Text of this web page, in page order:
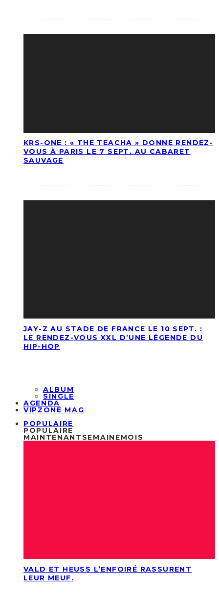
KRS-ONE : « THE TEACHA » DONNE RENDEZ-
VOUS À PARIS LE 7 SEPT. AU CABARET
SAUVAGE
JAY-Z AU STADE DE FRANCE LE 10 SEPT. :
LE RENDEZ-VOUS XXL D’UNE LÉGENDE DU
HIP-HOP
ALBUM
SINGLE
AGENDA
VIPZONE MAG
POPULAIRE
POPULAIRE
MAINTENANT SEMAINEMOIS
VALD ET HEUSS L’ENFOIRÉ RASSURENT
LEUR MEUF.